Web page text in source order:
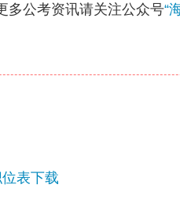
多公考资讯请关注公众号“
表下载